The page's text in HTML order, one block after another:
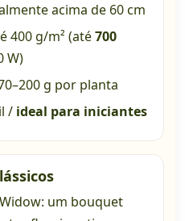
acima de 60 cm
400 g/m² (até700
W)
g por planta
/ ideal para iniciantes
um bouquet